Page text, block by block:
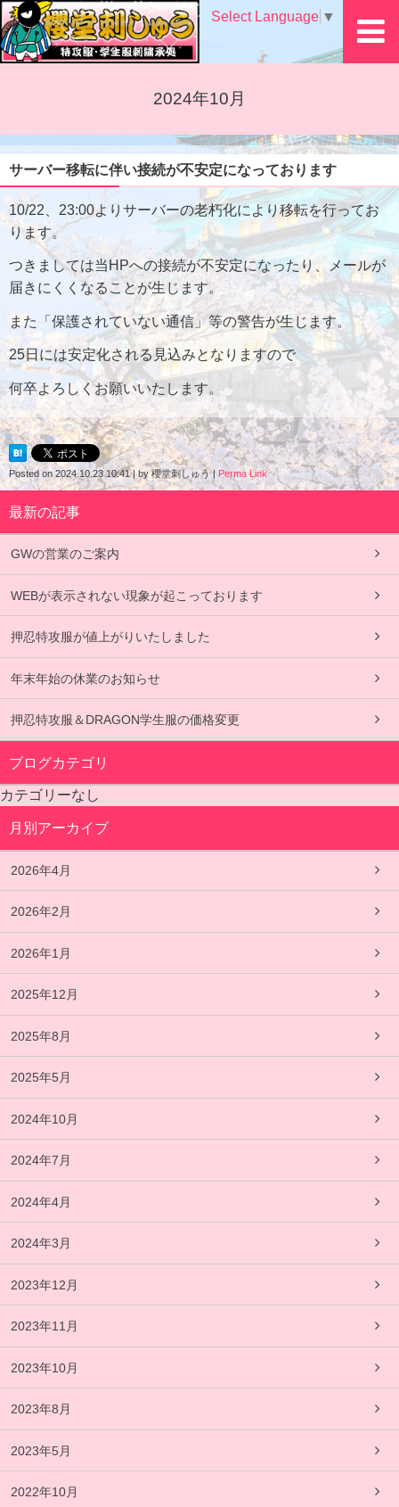
Select Language ▼
2024年10月
サーバー移転に伴い接続が不安定になっております
10/22、23:00よりサーバーの老朽化により移転を行ってお
ります。
つきましては当HPへの接続が不安定になったり、メールが
届きにくくなることが生じます。
また「保護されていない通信」等の警告が生じます。
25日には安定化される見込みとなりますので
何卒よろしくお願いいたします。
Posted on2024.10.23 10:41|by櫻堂刺しゅう|Perma Link
最新の記事
GWの営業のご案内
WEBが表示されない現象が起こっております
押忍特攻服が値上がりいたしました
年末年始の休業のお知らせ
押忍特攻服＆DRAGON学生服の価格変更
ブログカテゴリ
カテゴリーなし
月別アーカイブ
2026年4月
2026年2月
2026年1月
2025年12月
2025年8月
2025年5月
2024年10月
2024年7月
2024年4月
2024年3月
2023年12月
2023年11月
2023年10月
2023年8月
2023年5月
2022年10月